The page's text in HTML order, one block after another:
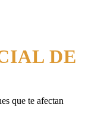
DE
que te afectan